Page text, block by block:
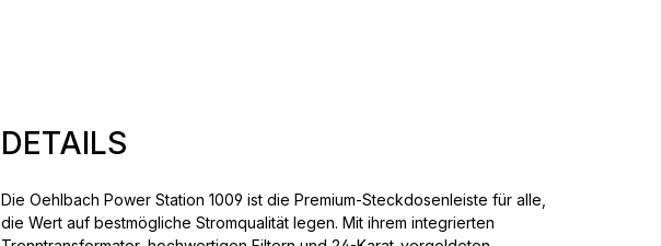
DETAILS
Die Oehlbach Power Station 1009 ist die Premium-Steckdosenleiste für alle,
die Wert auf bestmögliche Stromqualität legen. Mit ihrem integrierten